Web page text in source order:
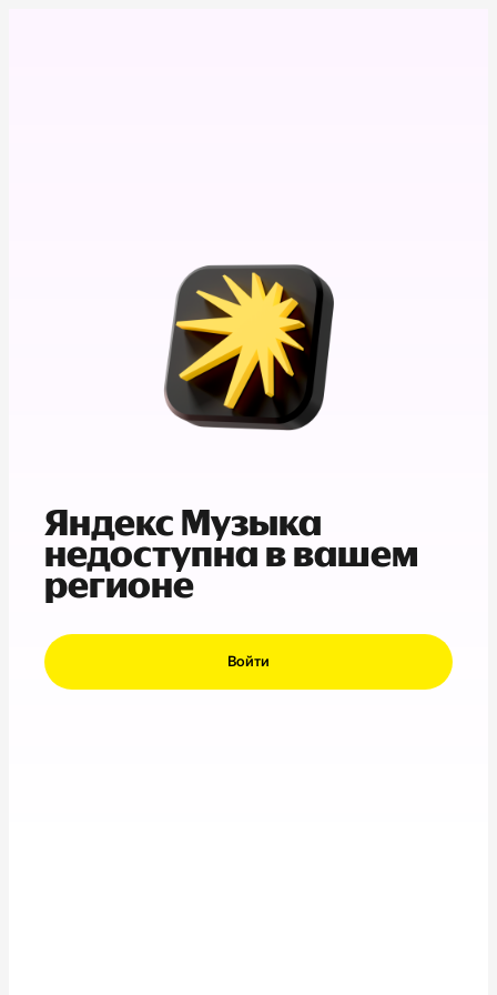
Яндекс Музыка
недоступна в вашем
регионе
Войти